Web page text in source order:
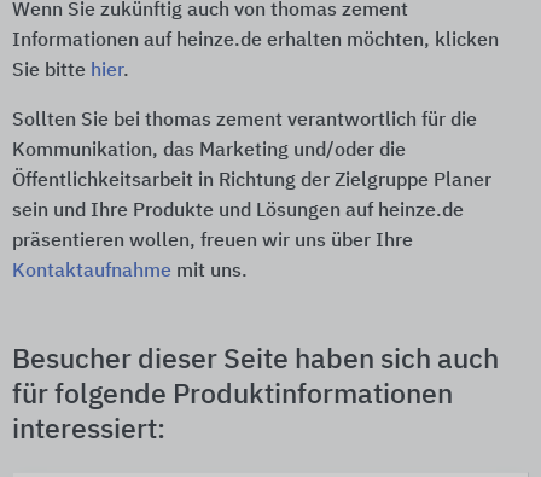
Wenn Sie zukünftig auch von thomas zement
Informationen auf heinze.de erhalten möchten, klicken
Sie bitte hier.
Sollten Sie bei thomas zement verantwortlich für die
Kommunikation, das Marketing und/oder die
Öffentlichkeitsarbeit in Richtung der Zielgruppe Planer
sein und Ihre Produkte und Lösungen auf heinze.de
präsentieren wollen, freuen wir uns über Ihre
Kontaktaufnahme mit uns.
Besucher dieser Seite haben sich auch
für folgende Produktinformationen
interessiert: